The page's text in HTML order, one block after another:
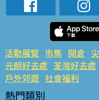
活動展覽 市集 開倉
元朗好去處 荃灣好去處
戶外郊遊 社會福利
熱門類別